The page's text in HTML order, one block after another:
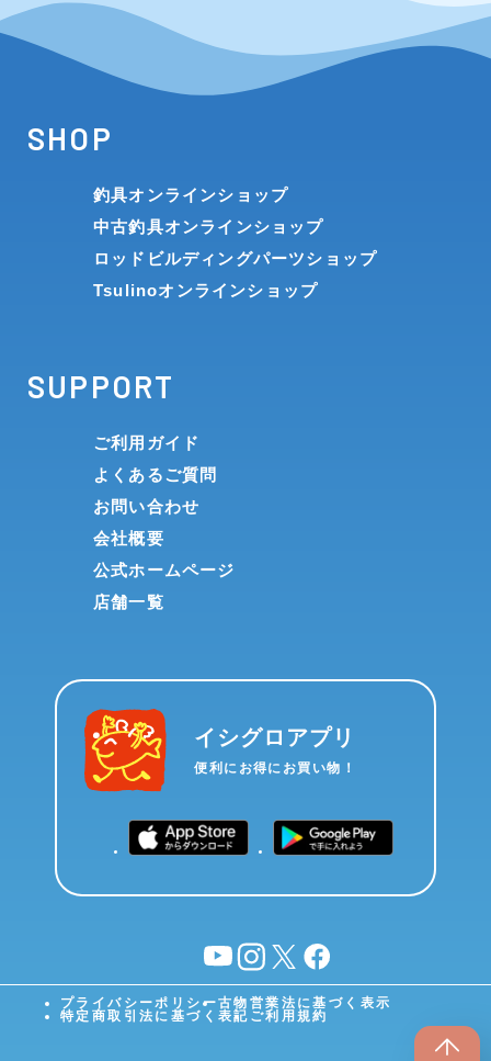
SHOP
釣具オンラインショップ
中古釣具オンラインショップ
ロッドビルディングパーツショップ
Tsulinoオンラインショップ
SUPPORT
ご利用ガイド
よくあるご質問
お問い合わせ
会社概要
公式ホームページ
店舗一覧
イシグロアプリ
便利にお得にお買い物！
YouTubeinstagram
X facebook
プライバシーポリシー古物営業法に基づく表示
特定商取引法に基づく表記 ご利用規約